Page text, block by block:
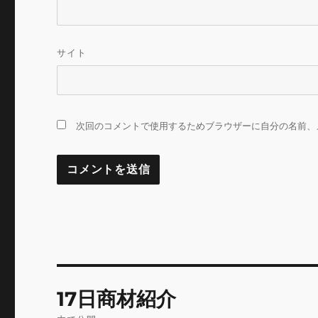
サイト
次回のコメントで使用するためブラウザーに自分の名前
稿
17日商材紹介